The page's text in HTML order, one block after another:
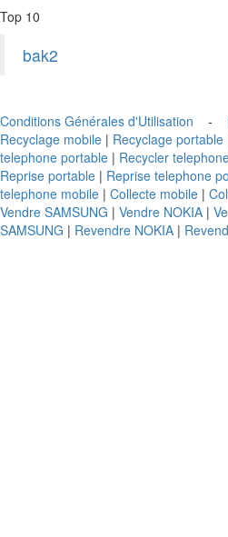
Top 10
bak2
Conditions Générales d'Utilisation -
Recyclage mobile | Recyclage portable
telephone portable | Recycler
Reprise portable | Reprise telephone
telephone mobile | Collecte mobile |
Vendre SAMSUNG | Vendre NOKIA |
SAMSUNG | Revendre NOKIA |